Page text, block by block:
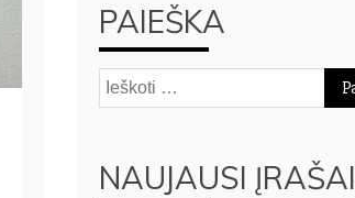
PAIEŠKA
Ieškoti:
NAUJAUSI ĮRAŠAI